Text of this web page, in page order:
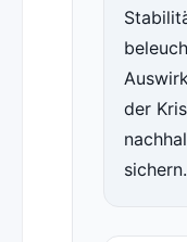
der
sichern.